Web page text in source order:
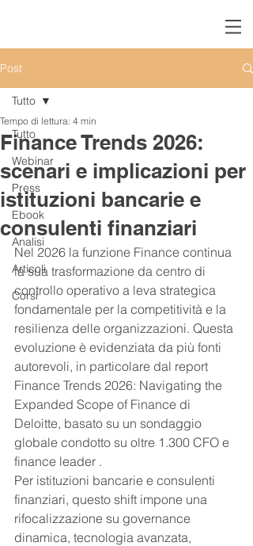
Post
Tutto
Webinar
Press
Ebook
Analisi
Articoli
Corsi
Tutto
Finance Trends 2026:
scenari e implicazioni per
istituzioni bancarie e
consulenti finanziari
Tempo di lettura: 4 min
Nel 2026 la funzione Finance continua
la sua trasformazione da centro di
controllo operativo a leva strategica
fondamentale per la competitività e la
resilienza delle organizzazioni. Questa
evoluzione è evidenziata da più fonti
autorevoli, in particolare dal report
Finance Trends 2026: Navigating the
Expanded Scope of Finance di
Deloitte, basato su un sondaggio
globale condotto su oltre 1.300 CFO e
finance leader .
Per istituzioni bancarie e consulenti
finanziari, questo shift impone una
rifocalizzazione su governance
dinamica, tecnologia avanzata,